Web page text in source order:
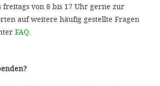
freitags von 8 bis 17 Uhr gerne zur
auf weitere häufig gestellte Fragen
FAQ.